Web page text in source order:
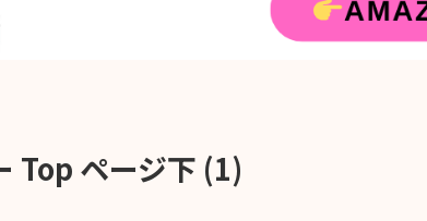
Top ページ下 (1)